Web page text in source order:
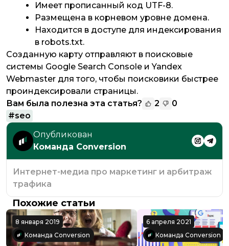
Имеет прописанный код UTF-8.
Размещена в корневом уровне домена.
Находится в доступе для индексирования
в robots.txt.
Созданную карту отправляют в поисковые
системы Google Search Console и Yandex
Webmaster для того, чтобы поисковики быстрее
проиндексировали страницы.
Вам была полезна эта статья?
2
0
#seo
Опубликован
Команда Conversion
Интернет-медиа про маркетинг и арбитраж
трафика
Похожие статьи
8 января 2019
Команда Conversion
6 апреля 2021
Команда Conversion